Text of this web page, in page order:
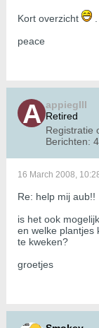
Kort overzicht
peace
appiegIII
Retired
Registratie
Berichten: 4
16 March 2008,
Re: help mij aub!!
is het ook
en welke plantjes
te kweken?
groetjes